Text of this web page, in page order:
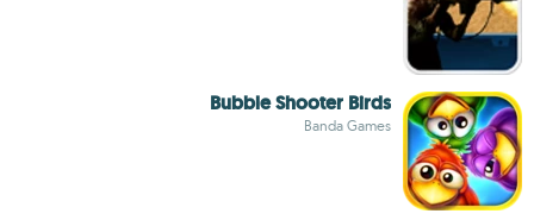
Bubble Shooter Birds
Banda Games